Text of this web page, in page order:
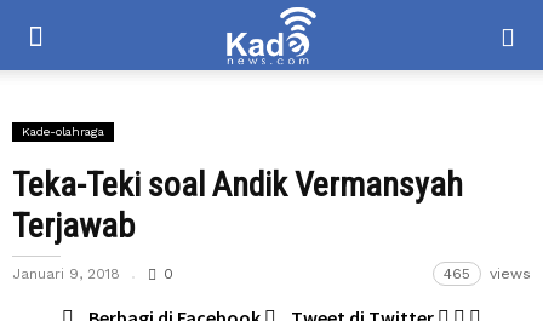
Kade-olahraga
Teka-Teki soal Andik Vermansyah
Terjawab
Januari 9, 2018 0 465 views